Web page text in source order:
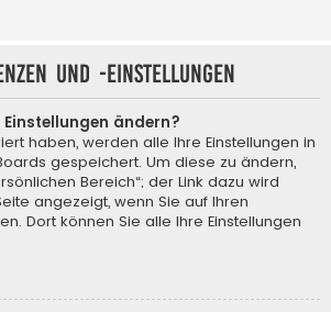
und -einstellungen
ändern?
haben, werden alle Ihre Einstellungen in
gespeichert. Um diese zu ändern,
Bereich“; der Link dazu wird
angezeigt, wenn Sie auf Ihren
Dort können Sie alle Ihre Einstellungen